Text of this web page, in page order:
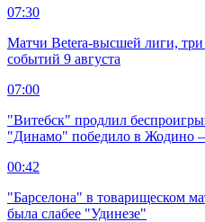
07:30
Матчи Beterа-высшей лиги,
событий 9 августа
07:00
"Витебск" продлил
"Динамо" победило в Жодино
00:42
"Барселона" в товарищеском
была слабее "Удинезе"